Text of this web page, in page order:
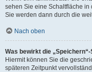
sehen Sie eine Schaltfläche in
Sie werden dann durch die
Nach oben
Was bewirkt die
Hiermit können Sie die
späteren Zeitpunkt